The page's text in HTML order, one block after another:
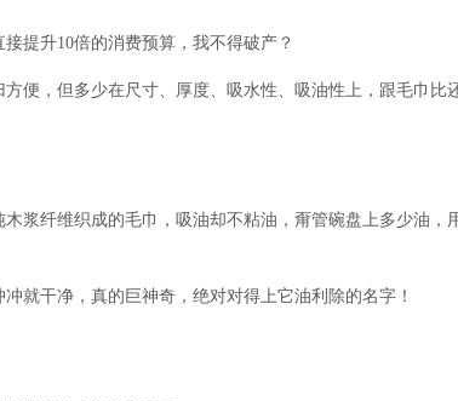
提升10倍的消费预算，我不得破产？
便，但多少在尺寸、厚度、吸水性、吸油性上，跟毛巾比
浆纤维织成的毛巾，吸油却不粘油，甭管碗盘上多少油，
就干净，真的巨神奇，绝对对得上它油利除的名字！